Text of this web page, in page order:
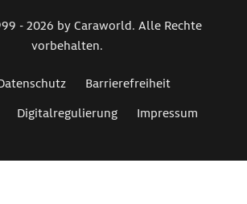
- 2026 by Caraworld. Alle Rechte
vorbehalten.
Barrierefreiheit
Digitalregulierung Impressum